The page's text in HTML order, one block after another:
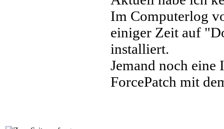
Im Computerlog
einiger Zeit auf
installiert.
Jemand noch eine
ForcePatch mit